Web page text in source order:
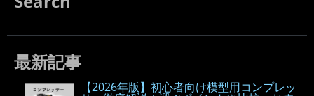
最新記事
【2026年版】初心者向け模型用コンプレッ